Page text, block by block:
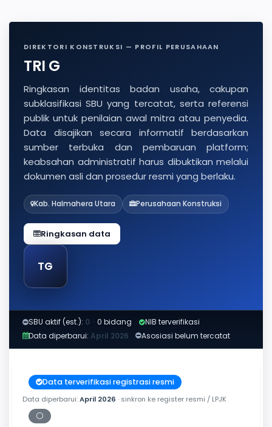
DIREKTORI KONSTRUKSI — PROFIL PERUSAHAAN
TRI G
Ringkasan identitas badan usaha, cakupan
subklasifikasi SBU yang tercatat, serta referensi
publik untuk penilaian awal mitra atau penyedia.
Data disajikan secara informatif berdasarkan
sumber terbuka dan pembaruan platform;
keabsahan administratif harus dibuktikan melalui
dokumen asli dan prosedur resmi yang berlaku.
Kab. Halmahera Utara Perusahaan Konstruksi
Ringkasan data
TG
SBU aktif (est.): 0 · 0 bidang
NIB terverifikasi
Data diperbarui: April 2026 Asosiasi belum tercatat
Data terverifikasi registrasi resmi
Data diperbarui:April 2026 · sinkron ke register resmi / LPJK
⚪
Periksa tanggal cetak